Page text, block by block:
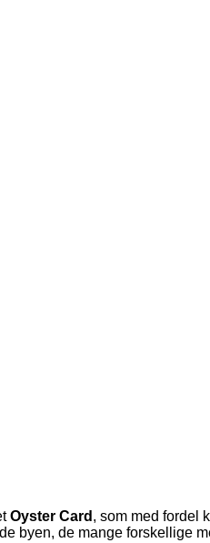
Oyster Card , som med fordel
byen, de mange forskellige